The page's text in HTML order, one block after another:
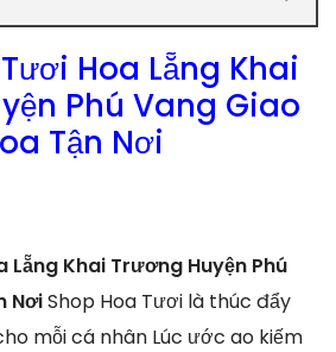
Hoa Lẵng Khai
Phú Vang Giao
Tận Nơi
Lẵng Khai Trương Huyện Phú
NơiShop Hoa Tươi là thúc đẩy
mỗi cá nhân Lúc ước ao kiếm